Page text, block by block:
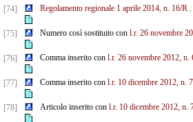
[74] Regolamento regionale 1 aprile 2014, n. 16/R.
[75] Numero così sostituito con l.r. 26 novembre
[76] Comma inserito con l.r. 26 novembre 2012, n.
[77] Comma inserito con l.r. 10 dicembre 2012, n.
[78] Articolo inserito con l.r. 10 dicembre 2012, n.